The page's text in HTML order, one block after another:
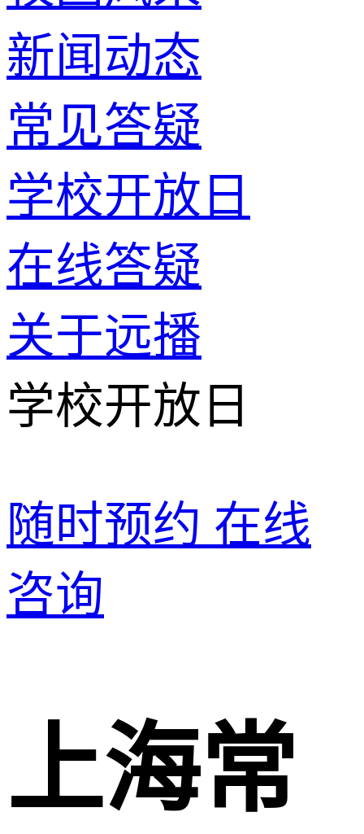
新闻动态
常见答疑
学校开放日
在线答疑
关于远播
学校开放日
随时预约 在线
咨询
上海常